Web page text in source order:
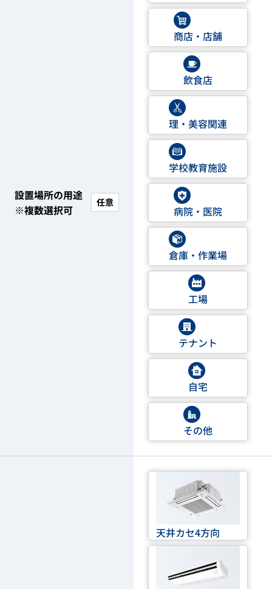
設置場所の用途
※複数選択可
任意
商店・店舗
飲食店
理・美容関連
学校教育施設
病院・医院
倉庫・作業場
工場
テナント
自宅
その他
天井カセ4方向